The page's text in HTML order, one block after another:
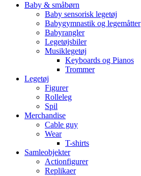
Baby & småbørn
Baby sensorisk legetøj
Babygymnastik og legemåtter
Babyrangler
Legetøjsbiler
Musiklegetøj
Keyboards og Pianos
Trommer
Legetøj
Figurer
Rolleleg
Spil
Merchandise
Cable guy
Wear
T-shirts
Samleobjekter
Actionfigurer
Replikaer